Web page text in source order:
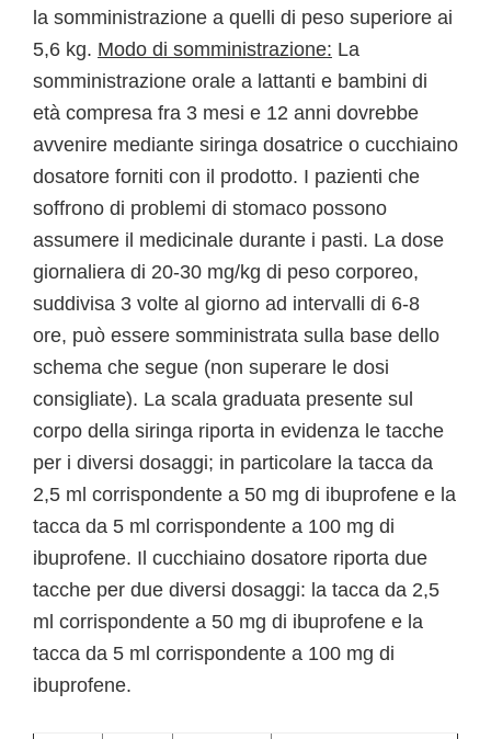
la somministrazione a quelli di peso superiore ai
5,6 kg. Modo di somministrazione: La
somministrazione orale a lattanti e bambini di
età compresa fra 3 mesi e 12 anni dovrebbe
avvenire mediante siringa dosatrice o cucchiaino
dosatore forniti con il prodotto. I pazienti che
soffrono di problemi di stomaco possono
assumere il medicinale durante i pasti. La dose
giornaliera di 20-30 mg/kg di peso corporeo,
suddivisa 3 volte al giorno ad intervalli di 6-8
ore, può essere somministrata sulla base dello
schema che segue (non superare le dosi
consigliate). La scala graduata presente sul
corpo della siringa riporta in evidenza le tacche
per i diversi dosaggi; in particolare la tacca da
2,5 ml corrispondente a 50 mg di ibuprofene e la
tacca da 5 ml corrispondente a 100 mg di
ibuprofene. Il cucchiaino dosatore riporta due
tacche per due diversi dosaggi: la tacca da 2,5
ml corrispondente a 50 mg di ibuprofene e la
tacca da 5 ml corrispondente a 100 mg di
ibuprofene.